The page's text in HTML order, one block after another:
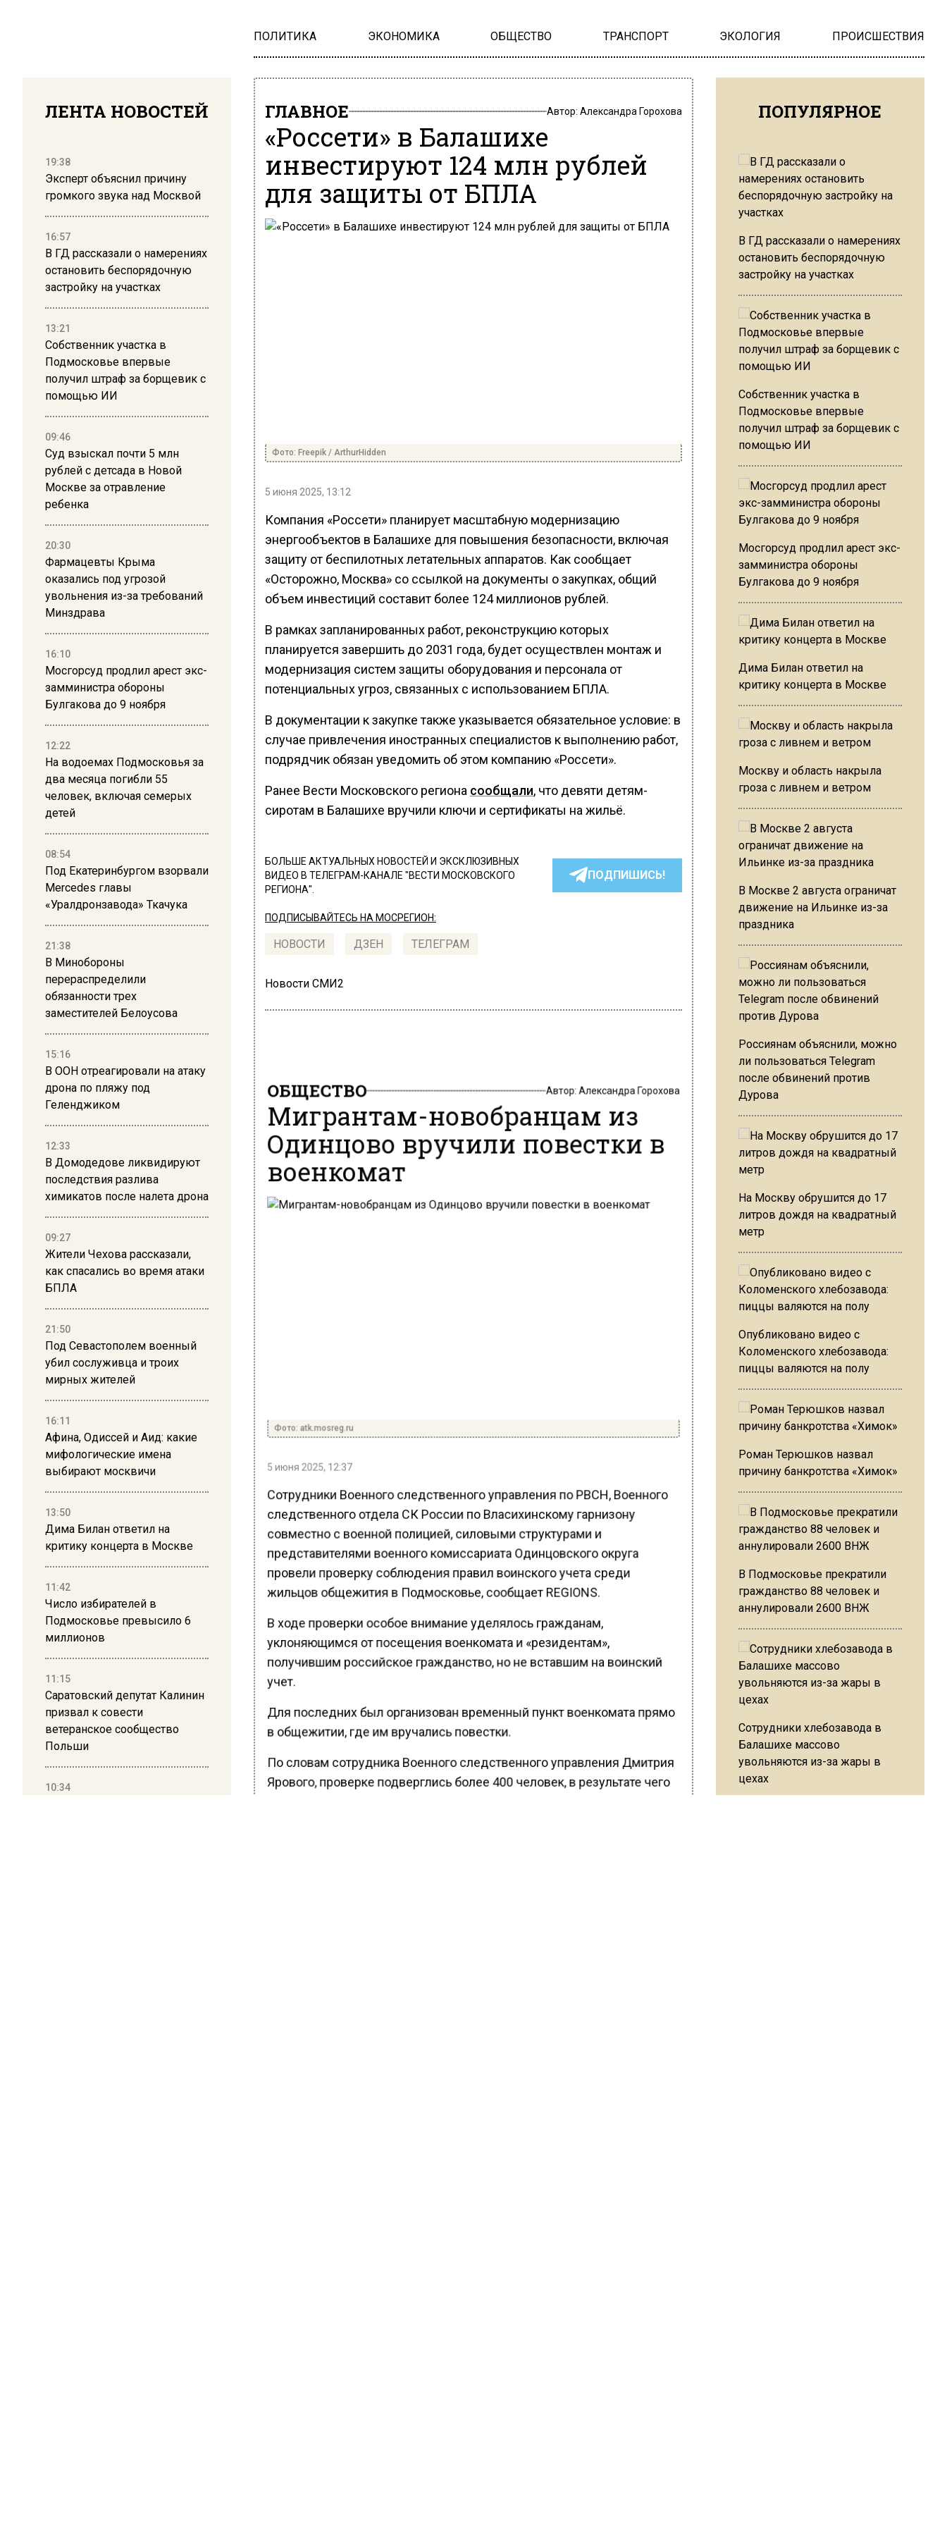
ПОЛИТИКА ЭКОНОМИКА ОБЩЕСТВО ТРАНСПОРТ ЭКОЛОГИЯ ПРОИСШЕСТВИЯ
ЛЕНТА НОВОСТЕЙ
19:38
Эксперт объяснил причину
громкого звука над Москвой
16:57
В ГД рассказали о намерениях
остановить беспорядочную
застройку на участках
13:21
Собственник участка в
Подмосковье впервые
получил штраф за борщевик с
помощью ИИ
09:46
Суд взыскал почти 5 млн
рублей с детсада в Новой
Москве за отравление
ребенка
20:30
Фармацевты Крыма
оказались под угрозой
увольнения из-за требований
Минздрава
16:10
Мосгорсуд продлил арест экс-
замминистра обороны
Булгакова до 9 ноября
12:22
На водоемах Подмосковья за
два месяца погибли 55
человек, включая семерых
детей
08:54
Под Екатеринбургом взорвали
Mercedes главы
«Уралдронзавода» Ткачука
21:38
В Минобороны
перераспределили
обязанности трех
заместителей Белоусова
15:16
В ООН отреагировали на атаку
дрона по пляжу под
Геленджиком
12:33
В Домодедове ликвидируют
последствия разлива
химикатов после налета дрона
09:27
Жители Чехова рассказали,
как спасались во время атаки
БПЛА
21:50
Под Севастополем военный
убил сослуживца и троих
мирных жителей
16:11
Афина, Одиссей и Аид: какие
мифологические имена
выбирают москвичи
13:50
Дима Билан ответил на
критику концерта в Москве
11:42
Число избирателей в
Подмосковье превысило 6
миллионов
11:15
Саратовский депутат Калинин
призвал к совести
ветеранское сообщество
Польши
10:34
ГЛАВНОЕ Автор: Александра Горохова
«Россети» в Балашихе
инвестируют 124 млн рублей
для защиты от БПЛА
Фото: Freepik / ArthurHidden
5 июня 2025, 13:12
Компания «Россети» планирует масштабную модернизацию
энергообъектов в Балашихе для повышения безопасности, включая
защиту от беспилотных летательных аппаратов. Как сообщает
«Осторожно, Москва» со ссылкой на документы о закупках, общий
объем инвестиций составит более 124 миллионов рублей.
В рамках запланированных работ, реконструкцию которых
планируется завершить до 2031 года, будет осуществлен монтаж и
модернизация систем защиты оборудования и персонала от
потенциальных угроз, связанных с использованием БПЛА.
В документации к закупке также указывается обязательное условие: в
случае привлечения иностранных специалистов к выполнению работ,
подрядчик обязан уведомить об этом компанию «Россети».
Ранее Вести Московского региона сообщали, что девяти детям-
сиротам в Балашихе вручили ключи и сертификаты на жильё.
БОЛЬШЕ АКТУАЛЬНЫХ НОВОСТЕЙ И ЭКСКЛЮЗИВНЫХ
ВИДЕО В ТЕЛЕГРАМ-КАНАЛЕ "ВЕСТИ МОСКОВСКОГО
РЕГИОНА".
ПОДПИШИСЬ!
ПОДПИСЫВАЙТЕСЬ НА МОСРЕГИОН:
НОВОСТИ ДЗЕН ТЕЛЕГРАМ
Новости СМИ2
ОБЩЕСТВО Автор: Александра Горохова
Мигрантам-новобранцам из
Одинцово вручили повестки в
военкомат
Фото: atk.mosreg.ru
5 июня 2025, 12:37
Сотрудники Военного следственного управления по РВСН, Военного
следственного отдела СК России по Власихинскому гарнизону
совместно с военной полицией, силовыми структурами и
представителями военного комиссариата Одинцовского округа
провели проверку соблюдения правил воинского учета среди
жильцов общежития в Подмосковье, сообщает REGIONS.
В ходе проверки особое внимание уделялось гражданам,
уклоняющимся от посещения военкомата и «резидентам»,
получившим российское гражданство, но не вставшим на воинский
учет.
Для последних был организован временный пункт военкомата прямо
в общежитии, где им вручались повестки.
По словам сотрудника Военного следственного управления Дмитрия
Ярового, проверке подверглись более 400 человек, в результате чего
ПОПУЛЯРНОЕ
В ГД рассказали о намерениях
остановить беспорядочную
застройку на участках
Собственник участка в
Подмосковье впервые
получил штраф за борщевик с
помощью ИИ
Мосгорсуд продлил арест экс-
замминистра обороны
Булгакова до 9 ноября
Дима Билан ответил на
критику концерта в Москве
Москву и область накрыла
гроза с ливнем и ветром
В Москве 2 августа ограничат
движение на Ильинке из-за
праздника
Россиянам объяснили, можно
ли пользоваться Telegram
после обвинений против
Дурова
На Москву обрушится до 17
литров дождя на квадратный
метр
Опубликовано видео с
Коломенского хлебозавода:
пиццы валяются на полу
Роман Терюшков назвал
причину банкротства «Химок»
В Подмосковье прекратили
гражданство 88 человек и
аннулировали 2600 ВНЖ
Сотрудники хлебозавода в
Балашихе массово
увольняются из-за жары в
цехах